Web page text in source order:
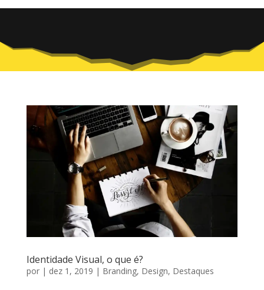
Identidade Visual, o que é?
por | dez 1, 2019 | Branding, Design, Destaques